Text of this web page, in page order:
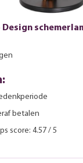
betalen
score: 4.57 / 5